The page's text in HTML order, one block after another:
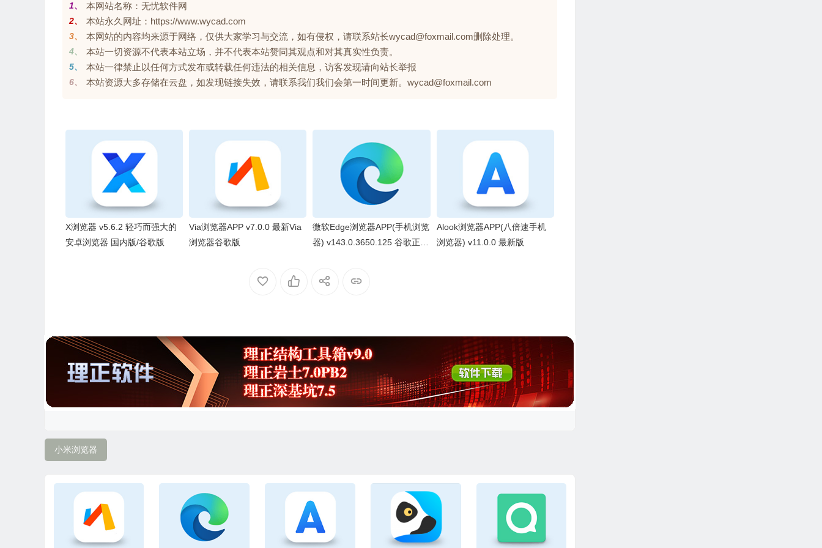
1、 本网站名称：无忧软件网
2、 本站永久网址：https://www.wycad.com
3、 本网站的内容均来源于网络，仅供大家学习与交流，如有侵权，请联系站长wycad@foxmail.com删除处理。
4、 本站一切资源不代表本站立场，并不代表本站赞同其观点和对其真实性负责。
5、 本站一律禁止以任何方式发布或转载任何违法的相关信息，访客发现请向站长举报
6、 本站资源大多存储在云盘，如发现链接失效，请联系我们我们会第一时间更新。wycad@foxmail.com
X浏览器 v5.6.2 轻巧而强大的
安卓浏览器 国内版/谷歌版
Via浏览器APP v7.0.0 最新Via
浏览器谷歌版
微软Edge浏览器APP(手机浏览
器) v143.0.3650.125 谷歌正式
Alook浏览器APP(八倍速手机
浏览器) v11.0.0 最新版
小米浏览器